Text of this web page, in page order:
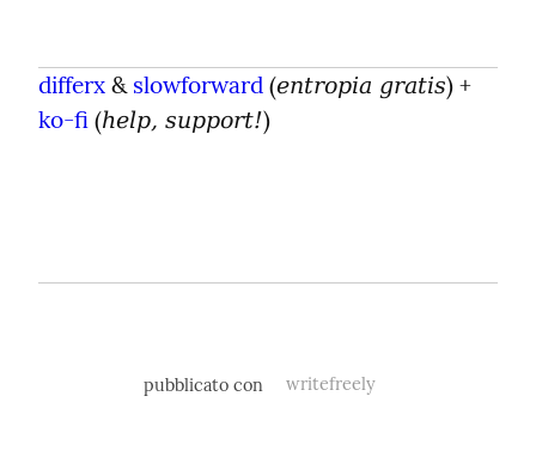
differx & slowforward (entropia gratis
ko-fi (help, support!)
pubblicato con writefreely